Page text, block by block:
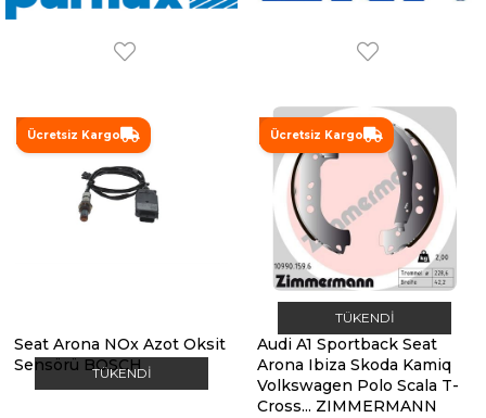
Ücretsiz Kargo
TÜKENDI
Seat Arona NOx Azot Oksit
Sensörü BOSCH
%10 Ücretsiz Kargo
TÜKENDI
Audi A1 Sportback Seat
Arona Ibiza Skoda Kamiq
Volkswagen Polo Scala T-
Cross... ZIMMERMANN
%18